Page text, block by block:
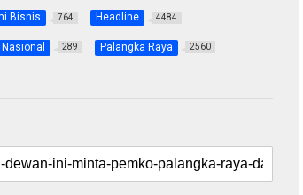
Bisnis 764 Headline 4484
Nasional 289 Palangka Raya 2560